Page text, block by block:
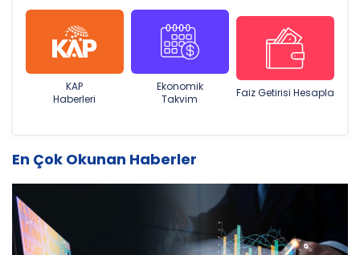
KAP
Haberleri
Ekonomik
Takvim
Faiz Getirisi Hesapla
En Çok Okunan Haberler